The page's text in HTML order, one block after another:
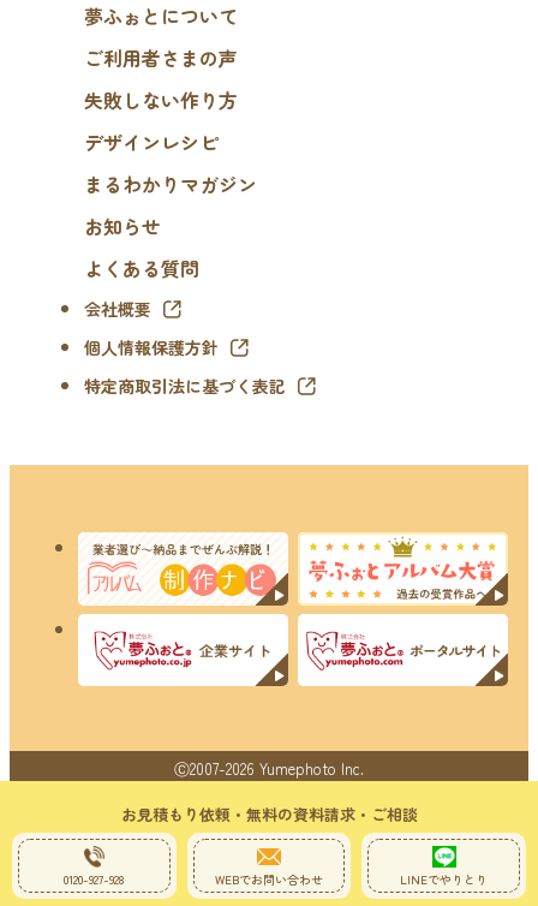
お見積もり依頼・無料の資料請求・ご相談
0120-927-928 WEBでお問い合わせ LINEでやりとり
夢ふぉとについて
ご利用者さまの声
失敗しない作り方
デザインレシピ
まるわかりマガジン
お知らせ
よくある質問
会社概要
個人情報保護方針
特定商取引法に基づく表記
Ⓒ2007-2026 Yumephoto Inc.